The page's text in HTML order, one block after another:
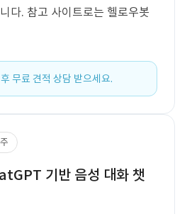
다. 참고 사이트로는 헬로우봇
무료 견적 상담 받으세요.
기반 음성 대화 챗